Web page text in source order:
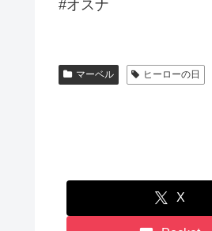
#オスナ
マーベル ヒーローの日
X